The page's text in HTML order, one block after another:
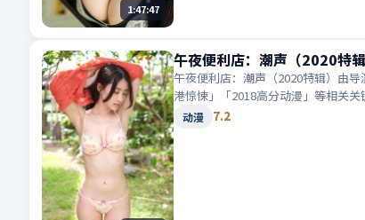
1:47:47
午夜便利店：潮声（2020特辑
午夜便利店：潮声（2020特辑）由
港惊悚」「2018高分动漫」等相关关
动漫 7.2